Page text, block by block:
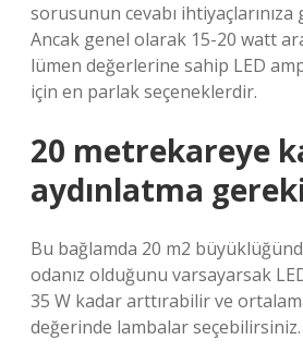
sorusunun cevabı
Ancak genel olarak 15-20 watt
lümen değerlerine sahip LED
için en parlak seçeneklerdir.
20 metrekareye
aydınlatma
Bu bağlamda 20 m2
odanız olduğunu varsayarsak
35 W kadar arttırabilir ve
değerinde lambalar seçebilirsiniz.